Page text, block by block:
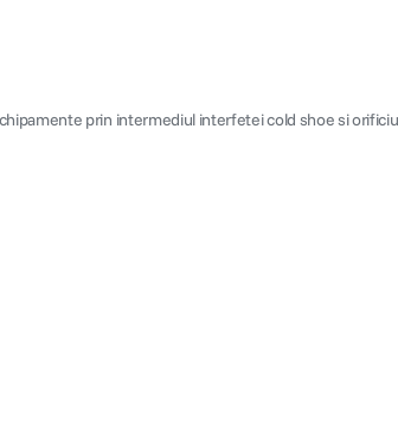
prin intermediul interfetei cold shoe si